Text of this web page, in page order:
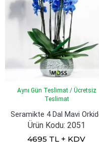
Aynı Gün Teslimat / Ücretsiz
Teslimat
Seramikte 4 Dal Mavi
Ürün Kodu: 2051
4695 TL + KDV